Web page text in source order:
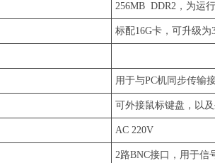
256MB DDR2，为运
标配16G卡，可升级
用于与PC机同步传输
可外接鼠标键盘，以
AC 220V
2路BNC接口，用于信